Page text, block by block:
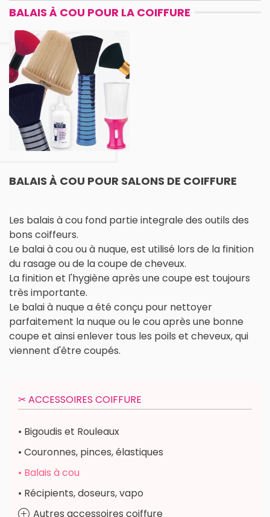
BALAIS À COU POUR LA COIFFURE
BALAIS À COU POUR SALONS DE COIFFURE
Les balais à cou fond partie integrale des outils des
bons coiffeurs.
Le balai à cou ou à nuque, est utilisé lors de la finition
du rasage ou de la coupe de cheveux.
La finition et l'hygiène après une coupe est toujours
très importante.
Le balai à nuque a été conçu pour nettoyer
parfaitement la nuque ou le cou après une bonne
coupe et ainsi enlever tous les poils et cheveux, qui
viennent d'être coupés.
✂︎ ACCESSOIRES COIFFURE
• Bigoudis et Rouleaux
• Couronnes, pinces, élastiques
• Balais à cou
• Récipients, doseurs, vapo
Autres accessoires coiffure